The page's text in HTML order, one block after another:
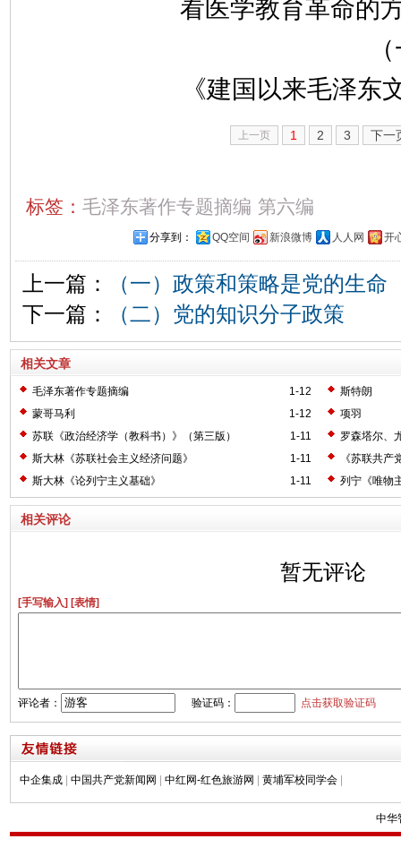
看医学教育革命的
《建国以来毛泽东
上一页 1 2 3 下一
标签： 毛泽东著作专题摘编 第六编
分享到： QQ空间 新浪微博 人人网 开
上一篇：
（一）政策和策略是党的生命
下一篇：
（二）党的知识分子政策
相关文章
1-12
毛泽东著作专题摘编
斯特朗
1-12
蒙哥马利
项羽
1-11
苏联《政治经济学（教科书）》（第三版）
罗森塔尔、
1-11
斯大林《苏联社会主义经济问题》
《苏联共产
1-11
斯大林《论列宁主义基础》 列宁《唯物
相关评论
暂无评论
[手写输入] [表情]
评论者： 验证码： 点击获取验证码
中企集成 | 中国共产党新闻网 | 中红网-红色旅游网 | 黄埔军校同学会 |
中华